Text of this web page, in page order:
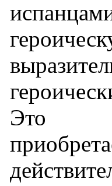
Это